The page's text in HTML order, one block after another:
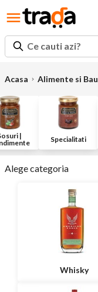
Ce cauti azi?
Acasa Alimente si
|
Specialitati
Alege categoria
Whisky